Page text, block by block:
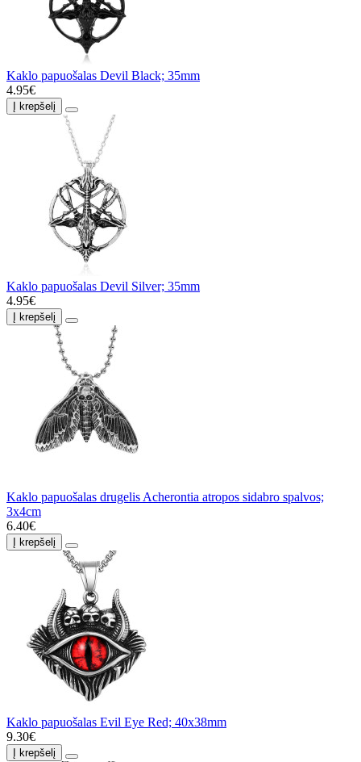
Kaklo papuošalas Devil Black; 35mm
4.95€
Į krepšelį
Kaklo papuošalas Devil Silver; 35mm
4.95€
Į krepšelį
Kaklo papuošalas drugelis Acherontia atropos sidabro spalvos;
3x4cm
6.40€
Į krepšelį
Kaklo papuošalas Evil Eye Red; 40x38mm
9.30€
Į krepšelį